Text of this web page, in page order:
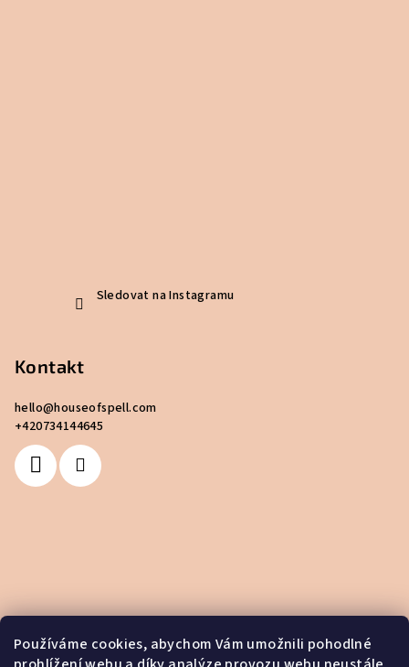
Používáme cookies, abychom Vám umožnili pohodlné
Sledovat na Instagramu
Kontakt
hello@houseofspell.com
+420734144645